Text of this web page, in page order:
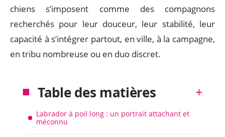
chiens s’imposent comme des compagnons
recherchés pour leur douceur, leur stabilité, leur
capacité à s’intégrer partout, en ville, à la campagne,
en tribu nombreuse ou en duo discret.
Table des matières
Labrador à poil long : un portrait attachant et
méconnu